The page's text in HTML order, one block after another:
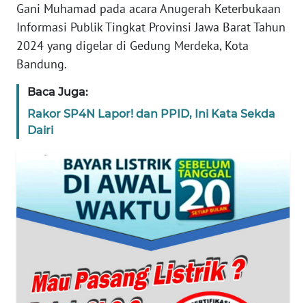
Gani Muhamad pada acara Anugerah Keterbukaan
Informasi Publik Tingkat Provinsi Jawa Barat Tahun
2024 yang digelar di Gedung Merdeka, Kota
Bandung.
Baca Juga:
Rakor SP4N Lapor! dan PPID, Ini Kata Sekda
Dairi
REDAKSI
KARIR
DISCLAIMER
Wahana
WN
JABAR